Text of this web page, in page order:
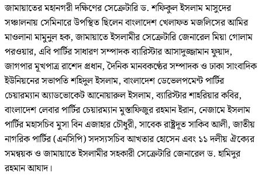
জামায়াতের মহানগরী দক্ষিণের সেক্রেটারি ড. শফিকুল ইসলাম মাসুদের
সঞ্চালনায় সেমিনারে উপস্থিত ছিলেন বাংলাদেশ খেলাফত মজলিসের আমির
মাওলানা মামুনুল হক, জামায়াতে ইসলামীর সেক্রেটারি জেনারেল মিয়া গোলাম
পরওয়ার, এবি পার্টির সাধারণ সম্পাদক ব্যারিস্টার আসাদুজ্জামান ফুয়াদ,
জাগপার ‍মূখপাত্র রাশেদ প্রধান, দৈনিক মানবকণ্ঠের সম্পাদক ও ঢাকা সাংবাদিক
ইউনিয়নের সভাপতি শহিদুল ইসলাম, বাংলাদেশ ডেভেলপমেন্ট পার্টির
চেয়ারম্যান অ্যাডভোকেট আনোয়ারুল ইসলাম, ব্যারিস্টার শাহরিয়ার কবির,
বাংলাদেশ লেবার পার্টির চেয়ারম্যান মুস্তাফিজুর রহমান ইরান, নেজামে ইসলাম
পার্টির মহাসচিব মুসা বিন এজাহার চৌধুরী, সাবেক রাষ্ট্রদূত সাকিব আলী, জাতীয়
নাগরিক পার্টির (এনসিপি) সদস্যসচিব আখতার হোসেন এবং ১১ দলীয় ঐক্যের
সমন্বয়ক ও জামায়াতে ইসলামীর সহকারী সেক্রেটারি জেনারেল ড. হামিদুর
রহমান আযাদ।